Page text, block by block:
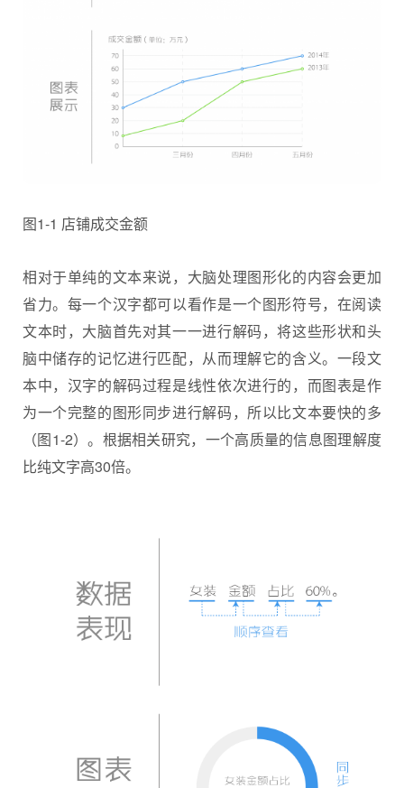
图1-1 店铺成交金额
相对于单纯的文本来说，大脑处理图形化的内容会更加
省力。每一个汉字都可以看作是一个图形符号，在阅读
文本时，大脑首先对其一一进行解码，将这些形状和头
脑中储存的记忆进行匹配，从而理解它的含义。一段文
本中，汉字的解码过程是线性依次进行的，而图表是作
为一个完整的图形同步进行解码，所以比文本要快的多
（图1-2）。根据相关研究，一个高质量的信息图理解度
比纯文字高30倍。